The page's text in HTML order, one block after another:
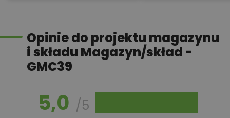
Opinie do projektu magazynu
i składu Magazyn/skład -
GMC39
5,0 /5